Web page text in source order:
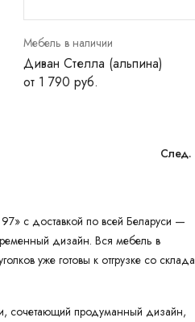
Мебель в наличии
Диван Стелла (альпина)
от 1 790 руб.
След.
с доставкой по всей Беларуси —
дизайн. Вся мебель в
уже готовы к отгрузке со склада
сочетающий продуманный дизайн,